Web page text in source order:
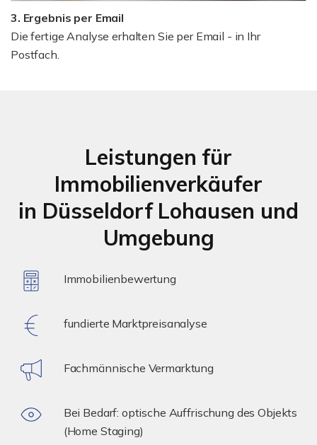
3. Ergebnis per Email
Die fertige Analyse erhalten Sie per Email - in Ihr
Postfach.
Leistungen für
Immobilienverkäufer
in Düsseldorf Lohausen und
Umgebung
Immobilienbewertung
fundierte Marktpreisanalyse
Fachmännische Vermarktung
Bei Bedarf: optische Auffrischung des Objekts
(Home Staging)